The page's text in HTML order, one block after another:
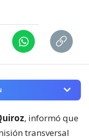
, informó que
transversal